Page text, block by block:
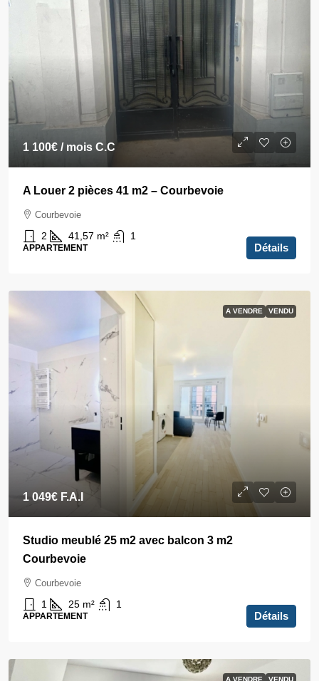
1 100€ / mois C.C
A Louer 2 pièces 41 m2 – Courbevoie
Courbevoie
2 41,57 m² 1
APPARTEMENT Détails
A VENDRE VENDU
1 049€ F.A.I
Studio meublé 25 m2 avec balcon 3 m2
Courbevoie
Courbevoie
1 25 m² 1
APPARTEMENT Détails
A VENDRE VENDU